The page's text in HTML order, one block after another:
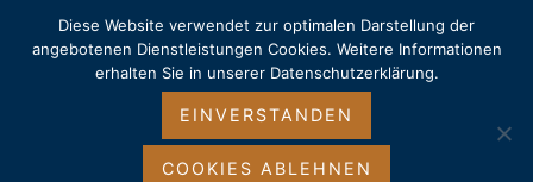
Diese Website verwendet zur optimalen Darstellung der
angebotenen Dienstleistungen Cookies. Weitere Informationen
erhalten Sie in unserer Datenschutzerklärung.
EINVERSTANDEN
COOKIES ABLEHNEN